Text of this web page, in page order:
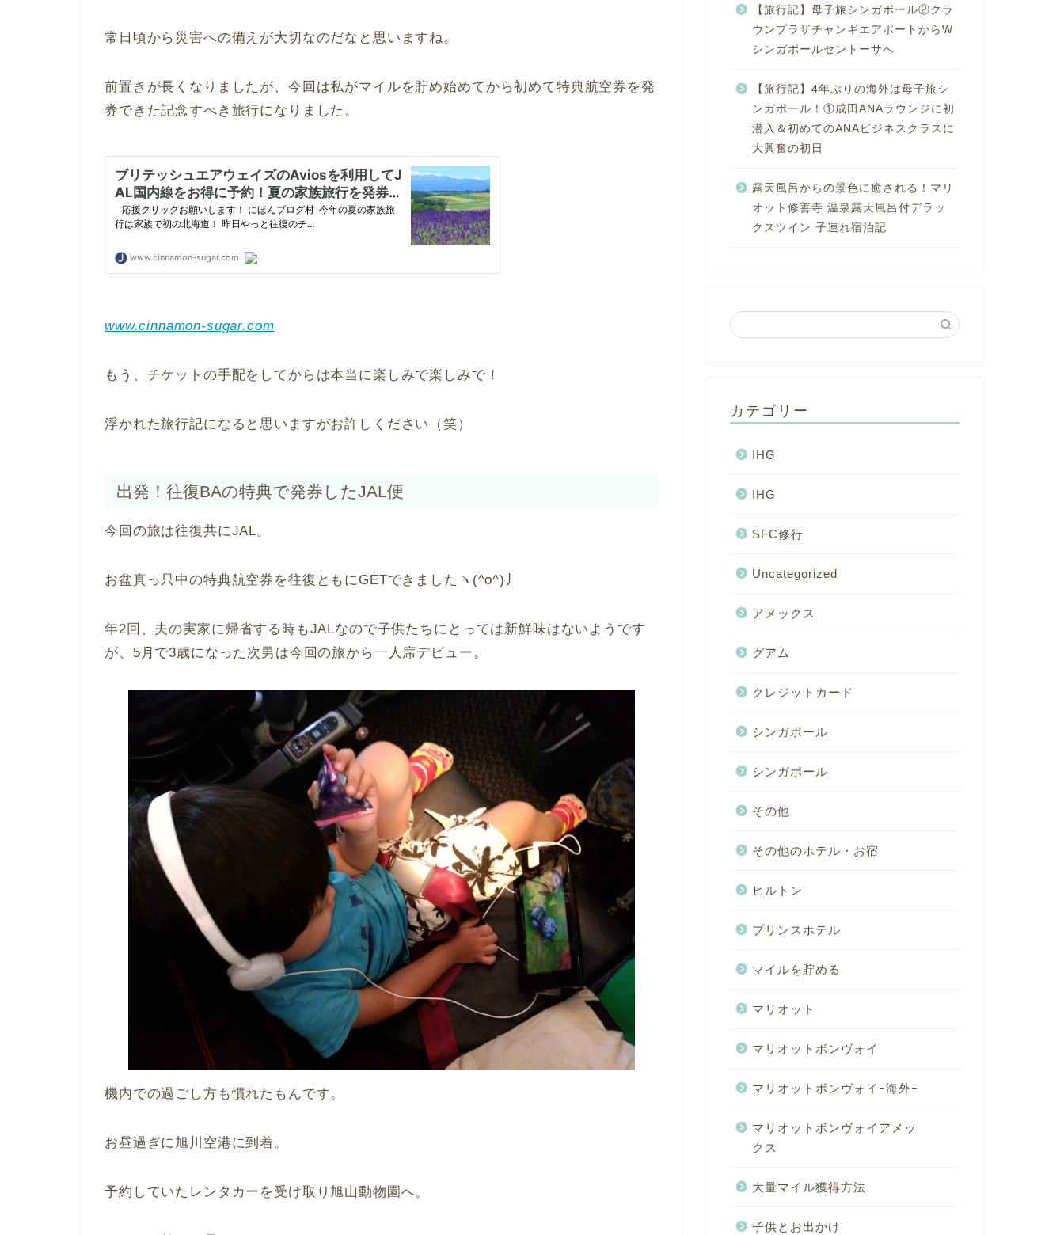
常日頃から災害への備えが大切なのだなと思いますね。
前置きが長くなりましたが、今回は私がマイルを貯め始めてから初めて特典航空券を発
券できた記念すべき旅行になりました。
www.cinnamon-sugar.com
もう、チケットの手配をしてからは本当に楽しみで楽しみで！
浮かれた旅行記になると思いますがお許しください（笑）
出発！往復BAの特典で発券したJAL便
今回の旅は往復共にJAL。
お盆真っ只中の特典航空券を往復ともにGETできましたヽ(^o^)丿
年2回、夫の実家に帰省する時もJALなので子供たちにとっては新鮮味はないようです
が、5月で3歳になった次男は今回の旅から一人席デビュー。
機内での過ごし方も慣れたもんです。
お昼過ぎに旭川空港に到着。
予約していたレンタカーを受け取り旭山動物園へ。
【旅行記】母子旅シンガポール②クラ
ウンプラザチャンギエアポートからW
シンガポールセントーサへ
【旅行記】4年ぶりの海外は母子旅シ
ンガポール！①成田ANAラウンジに初
潜入＆初めてのANAビジネスクラスに
大興奮の初日
露天風呂からの景色に癒される！マリ
オット修善寺 温泉露天風呂付デラッ
クスツイン 子連れ宿泊記
カテゴリー
IHG
IHG
SFC修行
Uncategorized
アメックス
グアム
クレジットカード
シンガポール
シンガポール
その他
その他のホテル・お宿
ヒルトン
プリンスホテル
マイルを貯める
マリオット
マリオットボンヴォイ
マリオットボンヴォイｰ海外ｰ
マリオットボンヴォイアメッ
クス
大量マイル獲得方法
子供とお出かけ